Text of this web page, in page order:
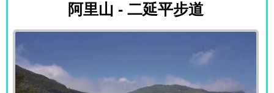
阿里山 - 二延平步道